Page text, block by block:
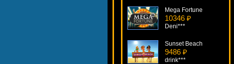
Mega Fortune
10346 ₽
Deni***
Sunset Beach
9486 ₽
drink***